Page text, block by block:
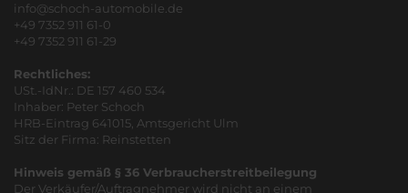
info@schoch-automobile.de
+49 7352 911 61-0
+49 7352 911 61-29
Rechtliches:
USt.-IdNr.: DE 157 460 534
Inhaber: Peter Schoch
HRB-Eintrag 641015, Amtsgericht Ulm
Sitz der Firma: Reinstetten
Hinweis gemäß § 36 Verbraucherstreitbeilegung
Der Verkäufer/Auftragnehmer wird nicht an einem